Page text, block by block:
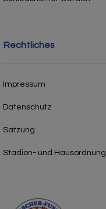
Rechtliches
Impressum
Datenschutz
Satzung
Stadion- und Hausordnung